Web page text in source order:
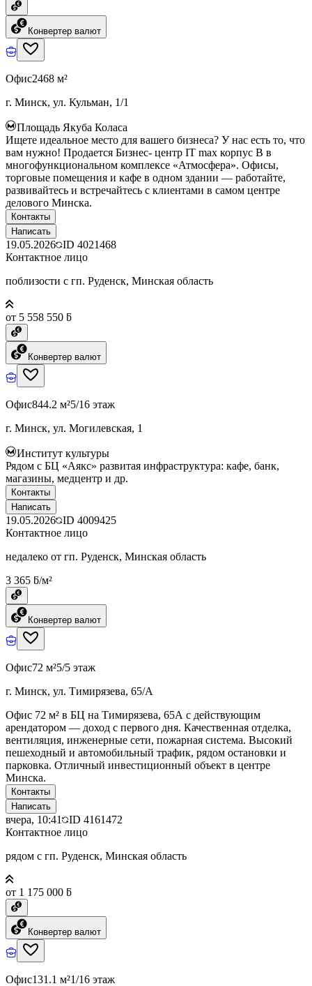
Конвертер валют
Офис2468 м²
г. Минск, ул. Кульман, 1/1
Площадь Якуба Коласа
Ищете идеальное место для вашего бизнеса? У нас есть то, что
вам нужно! Продается Бизнес- центр IT max корпус B в
многофункциональном комплексе «Атмосфера». Офисы,
торговые помещения и кафе в одном здании — работайте,
развивайтесь и встречайтесь с клиентами в самом центре
делового Минска.
Контакты
Написать
19.05.2026 ID 4021468
Контактное лицо
поблизости с гп. Руденск, Минская область
от 5 558 550 ƃ
Конвертер валют
Офис844.2 м²5/16 этаж
г. Минск, ул. Могилевская, 1
Институт культуры
Рядом с БЦ «Аякс» развитая инфраструктура: кафе, банк,
магазины, медцентр и др.
Контакты
Написать
19.05.2026 ID 4009425
Контактное лицо
недалеко от гп. Руденск, Минская область
3 365 ƃ/м²
Конвертер валют
Офис72 м²5/5 этаж
г. Минск, ул. Тимирязева, 65/А
Офис 72 м² в БЦ на Тимирязева, 65А с действующим
арендатором — доход с первого дня. Качественная отделка,
вентиляция, инженерные сети, пожарная система. Высокий
пешеходный и автомобильный трафик, рядом остановки и
парковка. Отличный инвестиционный объект в центре
Минска.
Контакты
Написать
вчера, 10:41 ID 4161472
Контактное лицо
рядом с гп. Руденск, Минская область
от 1 175 000 ƃ
Конвертер валют
Офис131.1 м²1/16 этаж